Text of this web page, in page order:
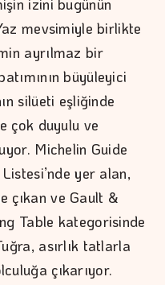
mevsimiyle birlikte
ayrılmaz bir
büyüleyici
silüeti eşliğinde
çok duyulu ve
Michelin Guide
yer alan,
çıkan ve Gault &
Table kategorisinde
asırlık tatlarla
çıkarıyor.